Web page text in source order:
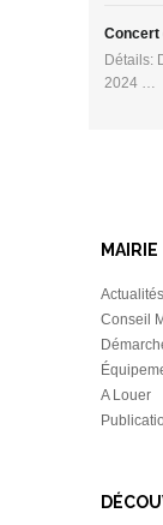
Concert
Détails:
2024 …
MAIRIE
Conseil
A Louer